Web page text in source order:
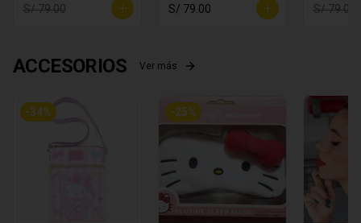
S/ 79.00
S/ 79.00
S/ 79.00
ACCESORIOS Ver más
-34% -25%